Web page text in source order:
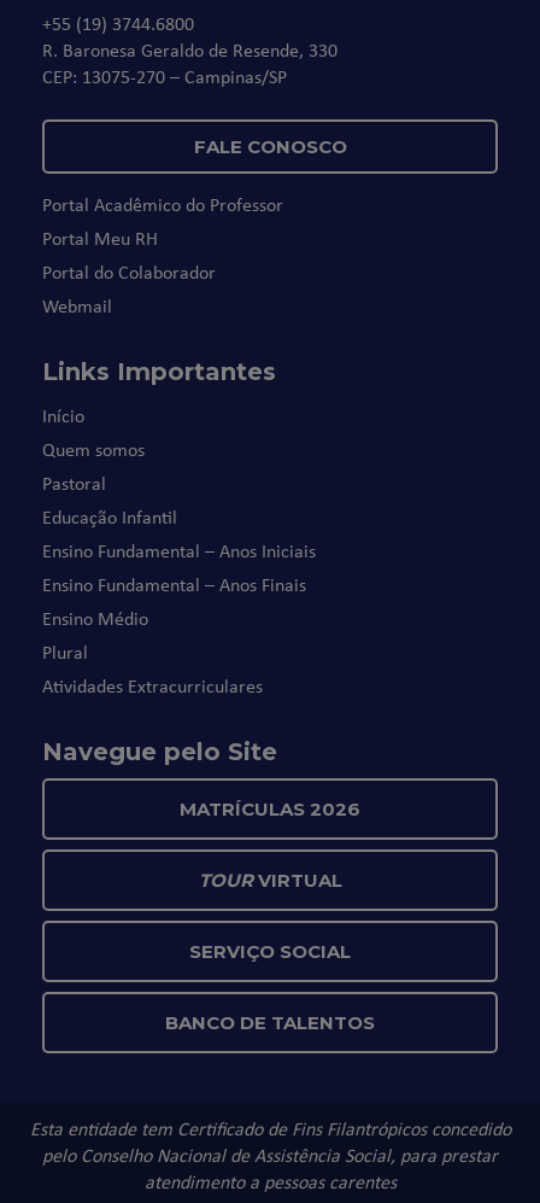
+55 (19) 3744.6800
R. Baronesa Geraldo de Resende, 330
CEP: 13075-270 – Campinas/SP
FALE CONOSCO
Portal Acadêmico do Professor
Portal Meu RH
Portal do Colaborador
Webmail
Links Importantes
Início
Quem somos
Pastoral
Educação Infantil
Ensino Fundamental – Anos Iniciais
Ensino Fundamental – Anos Finais
Ensino Médio
Plural
Atividades Extracurriculares
Navegue pelo Site
MATRÍCULAS 2026
TOURVIRTUAL
SERVIÇO SOCIAL
BANCO DE TALENTOS
Esta entidade tem Certificado de Fins Filantrópicos concedido
pelo Conselho Nacional de Assistência Social, para prestar
atendimento a pessoas carentes